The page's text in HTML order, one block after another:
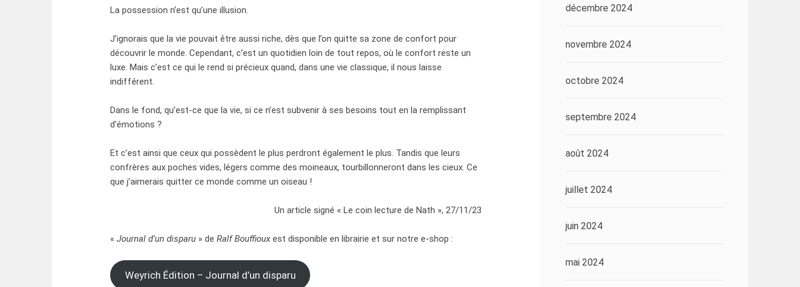
La possession n’est qu’une illusion.
J’ignorais que la vie pouvait être aussi riche, dès que l’on quitte sa zone de confort pour
découvrir le monde. Cependant, c’est un quotidien loin de tout repos, où le confort reste un
luxe. Mais c’est ce qui le rend si précieux quand, dans une vie classique, il nous laisse
indifférent.
Dans le fond, qu’est-ce que la vie, si ce n’est subvenir à ses besoins tout en la remplissant
d’émotions ?
Et c’est ainsi que ceux qui possèdent le plus perdront également le plus. Tandis que leurs
confrères aux poches vides, légers comme des moineaux, tourbillonneront dans les cieux. Ce
que j’aimerais quitter ce monde comme un oiseau !
Un article signé « Le coin lecture de Nath », 27/11/23
«Journal d’un disparu » deRalf Bouffioux est disponible en librairie et sur notre e-shop :
Weyrich Édition – Journal d’un disparu
décembre 2024
novembre 2024
octobre 2024
septembre 2024
août 2024
juillet 2024
juin 2024
mai 2024